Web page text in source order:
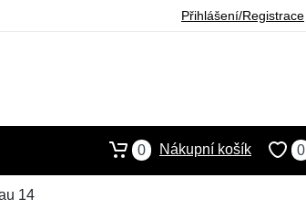
Přihlášení/Registrace
0
0 Nákupní košík
14